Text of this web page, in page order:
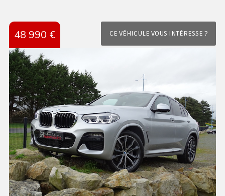
48 990 € CE VÉHICULE VOUS INTÉRESSE ?